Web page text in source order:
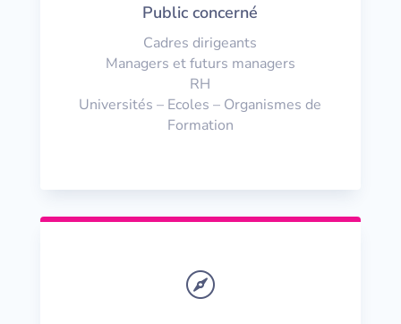
Public concerné
Cadres dirigeants
Managers et futurs managers
RH
Universités – Ecoles – Organismes de
Formation
